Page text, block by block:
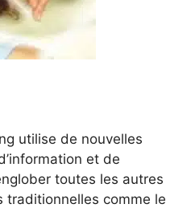
utilise de nouvelles
et de
toutes les autres
traditionnelles comme le